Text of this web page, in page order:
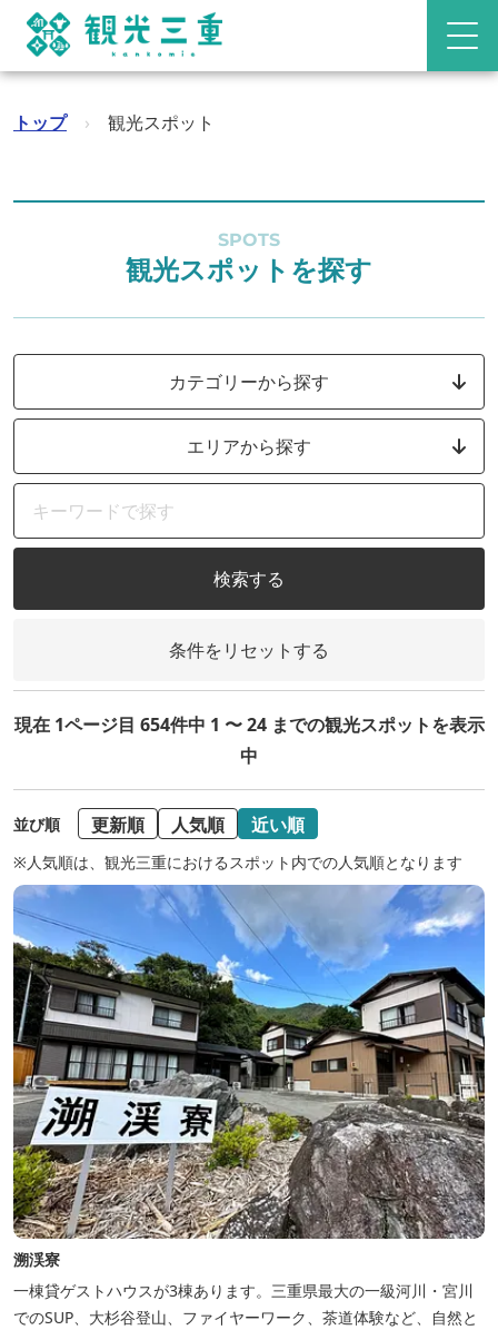
トップ › 観光スポット
SPOTS
観光スポットを探す
カテゴリーから探す
エリアから探す
検索する
条件をリセットする
現在 1ページ目 654件中 1 〜 24 までの観光スポットを表示
中
並び順 更新順 人気順 近い順
※人気順は、観光三重におけるスポット内での人気順となります
溯渓寮
一棟貸ゲストハウスが3棟あります。三重県最大の一級河川・宮川
でのSUP、大杉谷登山、ファイヤーワーク、茶道体験など、自然と